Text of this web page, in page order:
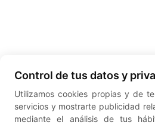
Control de tus datos y
Utilizamos cookies propias y de
servicios y mostrarte publicidad
mediante el análisis de tus